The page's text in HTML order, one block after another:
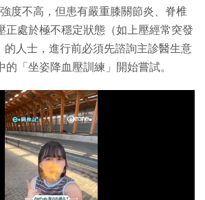
度不高，但患有嚴重膝關節炎、脊椎
正處於極不穩定狀態（如上壓經常突發
的人士，進行前必須先諮詢主診醫生意
的「坐姿降血壓訓練」開始嘗試。